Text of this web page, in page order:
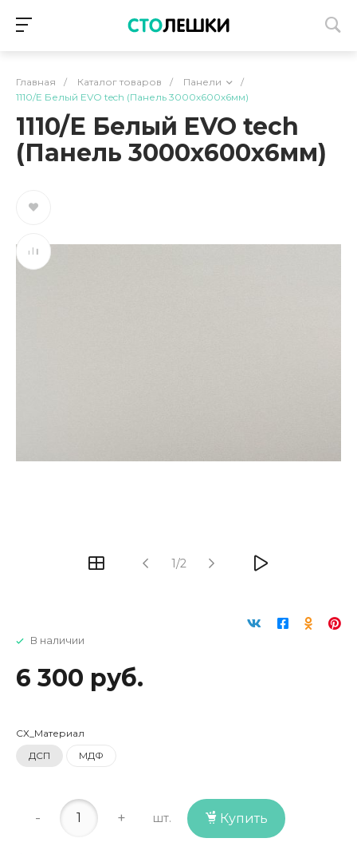
Главная / Каталог товаров / Панели
/
1110/Е Белый EVO tech (Панель 3000х600х6мм)
1110/Е Белый EVO tech
(Панель 3000х600х6мм)
1/2
В наличии
6 300 руб.
СХ_Материал
ДСП
МДФ
- + шт. Купить